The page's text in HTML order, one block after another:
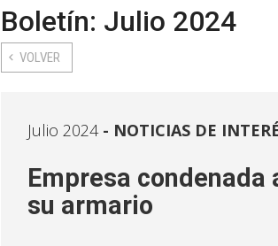
Boletín: Julio 2024
VOLVER
Julio 2024 NOTICIAS DE
Empresa
su armario